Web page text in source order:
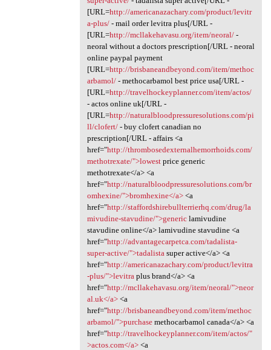
[URL=http://americanazachary.com/product/levitr
a-plus/- mail order levitra plus[/URL -
[URL=http://mcllakehavasu.org/item/neoral/-
neoral without a doctors prescription[/URL - neoral
online paypal payment
[URL=http://brisbaneandbeyond.com/item/methoc
arbamol/- methocarbamol best price usa[/URL -
[URL=http://travelhockeyplanner.com/item/actos/
- actos online uk[/URL -
[URL=http://naturalbloodpressuresolutions.com/pi
ll/clofert/- buy clofert canadian no
prescription[/URL - affairs <a
href="http://thrombosedexternalhemorrhoids.com/
methotrexate/">lowestprice generic
methotrexate</a> <a
href="http://naturalbloodpressuresolutions.com/br
omhexine/">bromhexine</a><a
href="http://staffordshirebullterrierhq.com/drug/la
mivudine-stavudine/">genericlamivudine
stavudine online</a> lamivudine stavudine <a
href="http://advantagecarpetca.com/tadalista-
super-active/">tadalista super active</a> <a
href="http://americanazachary.com/product/levitra
-plus/">levitra plus brand</a> <a
href="http://mcllakehavasu.org/item/neoral/">neor
al.uk</a><a
href="http://brisbaneandbeyond.com/item/methoc
arbamol/">purchasemethocarbamol canada</a> <a
href="http://travelhockeyplanner.com/item/actos/"
>actos.com</a><a